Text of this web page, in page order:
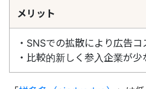
メリット
・SNSでの拡散により広告
・比較的新しく参入企業が少